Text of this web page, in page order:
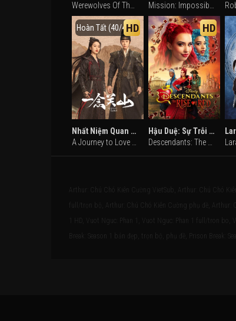
Hoàn Tất (40/40)HD
Nhất Niệm Quan Sơn
HD
Hậu Duệ: Sự Trỗi Dậy của Red
Arthur: Chú Chó Kiên Cường VietSub, Arthur: Chú Chó
full/trọn bộ, Arthur: Chú Chó Kiên Cường phụ đề, Arthur:
1 HD, Vuot Nguc: Phan 1, Vuot Nguc: Phan 1 full/tron
Break: Season 1 bản đẹp, trọn bộ, phụ đề, Prison Break: